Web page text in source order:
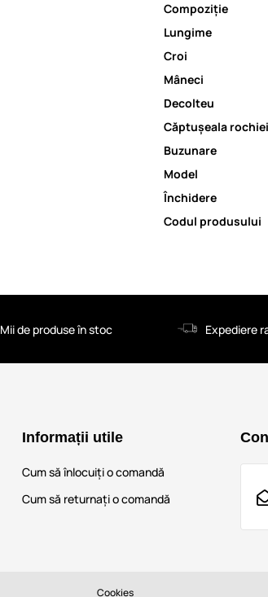
Compoziție
Lungime
Croi
Mâneci
Decolteu
Căptușeala rochiei
Buzunare
Model
Închidere
Codul produsului
Mii de produse în stoc Expediere
Informații utile
Cum să înlocuiți o comandă
Cum să returnați o comandă
Cookies